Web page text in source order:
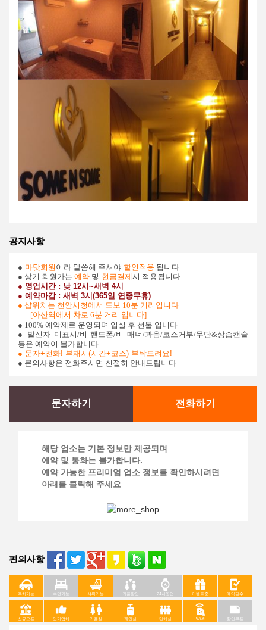
공지사항
● 마닷회원 이라 말씀해 주셔야 할인적용 됩니다
● 상기 회원가는 예약 및 현금결제시 적용됩니다
● 영업시간: 낮 12시~새벽 4시
● 예약마감: 새벽 3시(365일 연중무휴)
● 샵위치는 천안시청에서 도보 10분 거리입니다
[아산역에서 차로 6분 거리 입니다]
● 100% 예약제로 운영되며 입실 후 선불 입니다
● 발신자 미표시/비 핸드폰/비 매너/과음/코스거부/무단&상습캔슬
등은 예약이 불가합니다
● 문자+전화! 부재시(시간+코스) 부탁드려요!
● 문의사항은 전화주시면 친절히 안내드립니다
문자하기 전화하기
해당 업소는 기본 정보만 제공되며
예약 및 통화는 불가합니다.
예약 가능한 프리미엄 업소 정보를 확인하시려면
아래를 클릭해 주세요
편의사항
주차가능 수면가능 샤워가능 커플할인 24시영업 이벤트중 예약필수
신규오픈 인기업체 커플실 개인실 단체실 Wi-fi 할인쿠폰